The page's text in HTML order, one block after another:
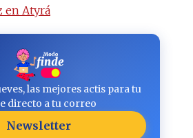
en Atyrá
las mejores actis para tu
directo a tu correo
Newsletter